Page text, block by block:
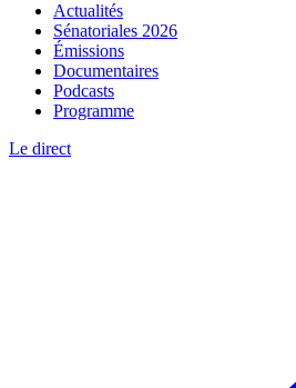
Actualités
Sénatoriales 2026
Émissions
Documentaires
Podcasts
Programme
Le direct